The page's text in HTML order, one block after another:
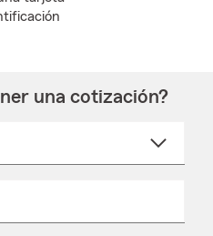
una cotización?